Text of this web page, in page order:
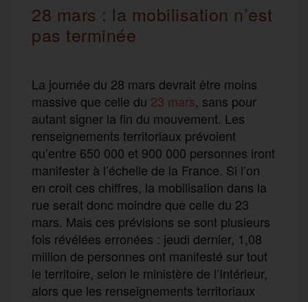
28 mars : la mobilisation n’est
pas terminée
La journée du 28 mars devrait être moins
massive que celle du 23 mars, sans pour
autant signer la fin du mouvement. Les
renseignements territoriaux prévoient
qu’entre 650 000 et 900 000 personnes iront
manifester à l’échelle de la France. Si l’on
en croit ces chiffres, la mobilisation dans la
rue serait donc moindre que celle du 23
mars. Mais ces prévisions se sont plusieurs
fois révélées erronées : jeudi dernier, 1,08
million de personnes ont manifesté sur tout
le territoire, selon le ministère de l’Intérieur,
alors que les renseignements territoriaux